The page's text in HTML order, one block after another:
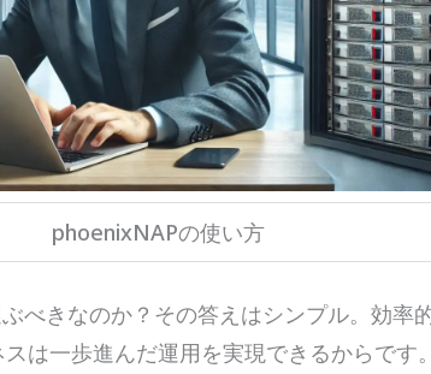
phoenixNAPの使い方
べきなのか？その答えはシンプル。効率
は一歩進んだ運用を実現できるからです